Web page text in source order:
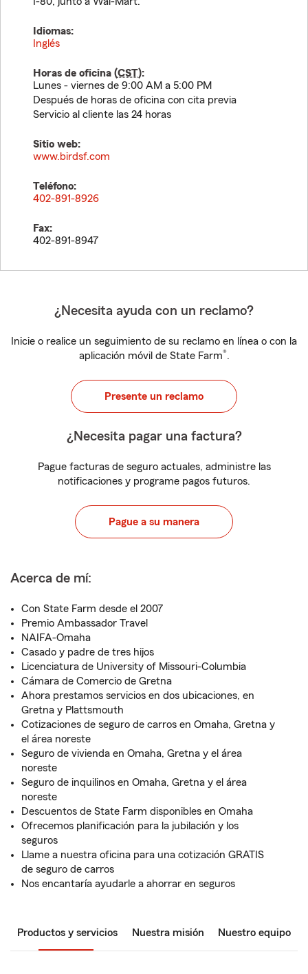
Idiomas:
Inglés
Horas de oficina (CST):
Lunes - viernes de 9:00 AM a 5:00 PM
Después de horas de oficina con cita previa
Servicio al cliente las 24 horas
Sitio web:
www.birdsf.com
Teléfono:
402-891-8926
Fax:
402-891-8947
¿Necesita ayuda con un reclamo?
Inicie o realice un seguimiento de su reclamo en línea o con la
aplicación móvil de State Farm®.
Presente un reclamo
¿Necesita pagar una factura?
Pague facturas de seguro actuales, administre las
notificaciones y programe pagos futuros.
Pague a su manera
Acerca de mí:
Con State Farm desde el 2007
Premio Ambassador Travel
NAIFA-Omaha
Casado y padre de tres hijos
Licenciatura de University of Missouri-Columbia
Cámara de Comercio de Gretna
Ahora prestamos servicios en dos ubicaciones, en
Gretna y Plattsmouth
Cotizaciones de seguro de carros en Omaha, Gretna y
el área noreste
Seguro de vivienda en Omaha, Gretna y el área
noreste
Seguro de inquilinos en Omaha, Gretna y el área
noreste
Descuentos de State Farm disponibles en Omaha
Ofrecemos planificación para la jubilación y los
seguros
Llame a nuestra oficina para una cotización GRATIS
de seguro de carros
Nos encantaría ayudarle a ahorrar en seguros
Productos y servicios Nuestra misión Nuestro equipo